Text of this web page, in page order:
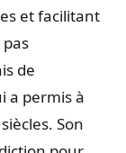
et facilitant
pas
de
a permis à
Son